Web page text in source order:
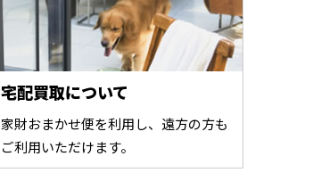
宅配買取について
家財おまかせ便を利用し、遠方の方も
ご利用いただけます。